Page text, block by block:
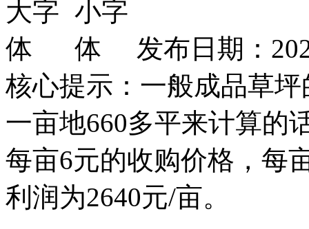
发布日期：
核心提示：一般成品草
一亩地660多平来计算的
每亩6元的收购价格，每
利润为2640元/亩。